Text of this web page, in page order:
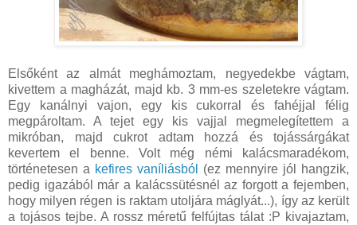
Elsőként az almát meghámoztam, negyedekbe vágtam,
kivettem a magházát, majd kb. 3 mm-es szeletekre vágtam.
Egy kanálnyi vajon, egy kis cukorral és fahéjjal félig
megpároltam. A tejet egy kis vajjal megmelegítettem a
mikróban, majd cukrot adtam hozzá és tojássárgákat
kevertem el benne. Volt még némi kalácsmaradékom,
történetesen a kefires vaníliásból
(ez mennyire jól hangzik,
pedig igazából már a kalácssütésnél az forgott a fejemben,
hogy milyen régen is raktam utoljára máglyát...), így az került
a tojásos tejbe. A rossz méretű felfújtas tálat :P kivajaztam,